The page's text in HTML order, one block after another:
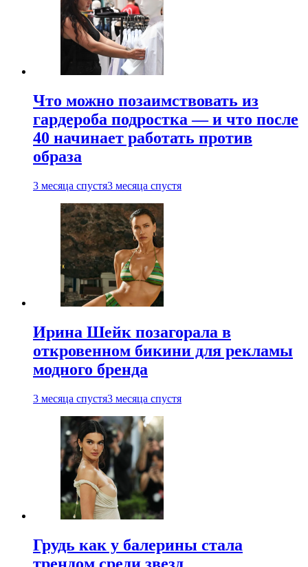
Что можно позаимствовать из
гардероба подростка — и что после
40 начинает работать против
образа
3 месяца спустя3 месяца спустя
Ирина Шейк позагорала в
откровенном бикини для рекламы
модного бренда
3 месяца спустя3 месяца спустя
Грудь как у балерины стала